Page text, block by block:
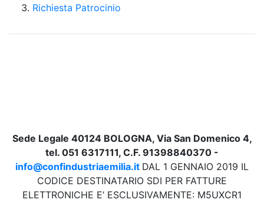
Richiesta Patrocinio
Sede Legale 40124 BOLOGNA, Via San Domenico 4,
tel. 051 6317111, C.F. 91398840370 -
info@confindustriaemilia.it DAL 1 GENNAIO 2019 IL
CODICE DESTINATARIO SDI PER FATTURE
ELETTRONICHE E’ ESCLUSIVAMENTE: M5UXCR1